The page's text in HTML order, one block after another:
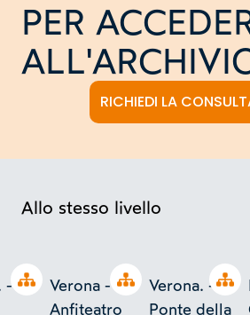
PER
RICHIEDI LA
Allo stesso livello
Open tree
- Open tree
Verona -
Anfiteatro
Verona. -
Ponte della